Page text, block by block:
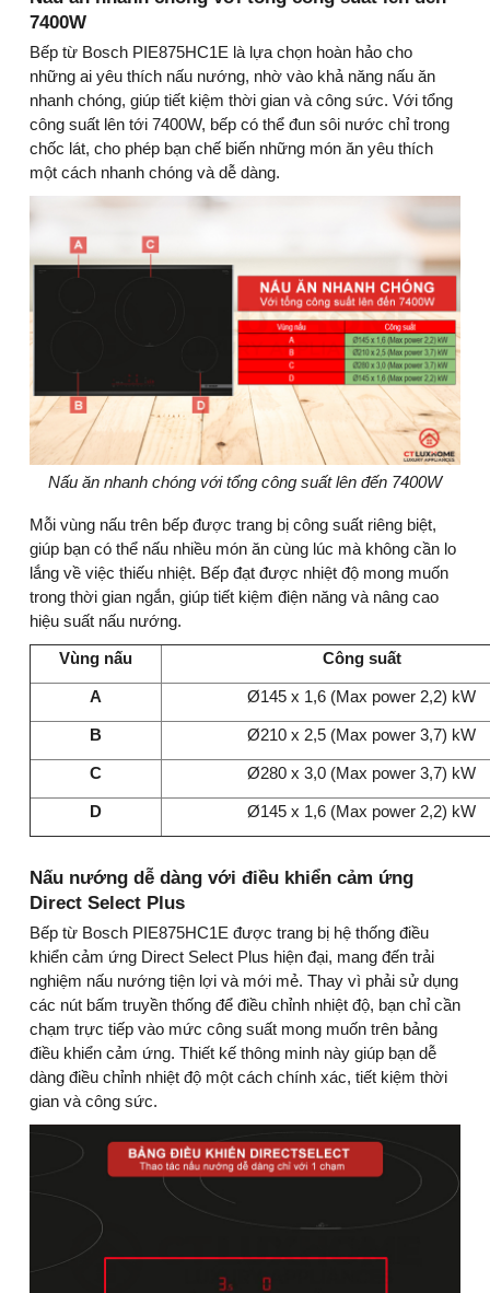
7400W
Bếp từ Bosch PIE875HC1E là lựa chọn hoàn hảo cho
những ai yêu thích nấu nướng, nhờ vào khả năng nấu ăn
nhanh chóng, giúp tiết kiệm thời gian và công sức. Với tổng
công suất lên tới 7400W, bếp có thể đun sôi nước chỉ trong
chốc lát, cho phép bạn chế biến những món ăn yêu thích
một cách nhanh chóng và dễ dàng.
Nấu ăn nhanh chóng với tổng công suất lên đến 7400W
Mỗi vùng nấu trên bếp được trang bị công suất riêng biệt,
giúp bạn có thể nấu nhiều món ăn cùng lúc mà không cần lo
lắng về việc thiếu nhiệt. Bếp đạt được nhiệt độ mong muốn
trong thời gian ngắn, giúp tiết kiệm điện năng và nâng cao
hiệu suất nấu nướng.
Vùng nấu
Công suất
A Ø145 x 1,6 (Max power 2,2) kW
B Ø210 x 2,5 (Max power 3,7) kW
C Ø280 x 3,0 (Max power 3,7) kW
D Ø145 x 1,6 (Max power 2,2) kW
Nấu nướng dễ dàng với điều khiển cảm ứng
Direct Select Plus
Bếp từ Bosch PIE875HC1E được trang bị hệ thống điều
khiển cảm ứng Direct Select Plus hiện đại, mang đến trải
nghiệm nấu nướng tiện lợi và mới mẻ. Thay vì phải sử dụng
các nút bấm truyền thống để điều chỉnh nhiệt độ, bạn chỉ cần
chạm trực tiếp vào mức công suất mong muốn trên bảng
điều khiển cảm ứng. Thiết kế thông minh này giúp bạn dễ
dàng điều chỉnh nhiệt độ một cách chính xác, tiết kiệm thời
gian và công sức.